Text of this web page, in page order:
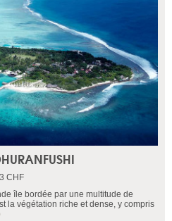
CHF
île bordée par une multitude de
la végétation riche et dense, y compris